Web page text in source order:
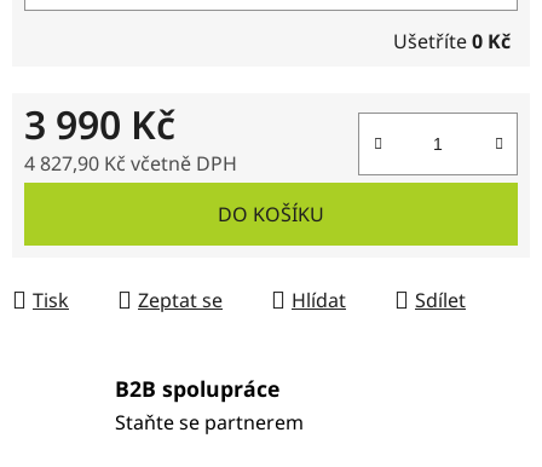
Ušetříte0 Kč
3 990 Kč
4 827,90 Kč včetně DPH
DO KOŠÍKU
Tisk Zeptat se Hlídat Sdílet
B2B spolupráce
Staňte se partnerem